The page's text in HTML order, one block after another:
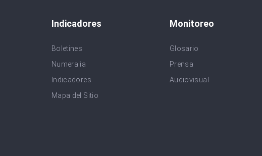
Indicadores
Boletines
Numeralia
Indicadores
Mapa del Sitio
Monitoreo
Glosario
Prensa
Audiovisual